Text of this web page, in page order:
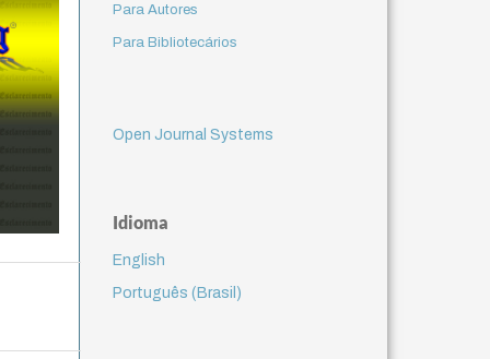
Para Autores
Para Bibliotecários
Open Journal Systems
Idioma
English
Português (Brasil)